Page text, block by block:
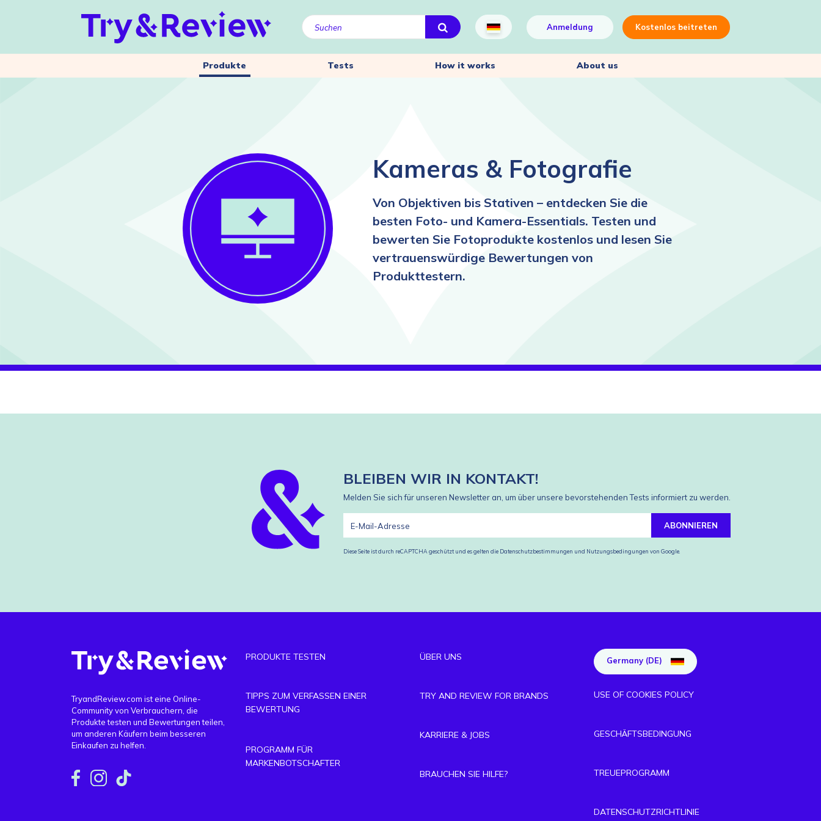
Anmeldung Kostenlos beitreten
Produkte Tests How it works About us
Kameras & Fotografie
Von Objektiven bis Stativen – entdecken Sie die
besten Foto- und Kamera-Essentials. Testen und
bewerten Sie Fotoprodukte kostenlos und lesen Sie
vertrauenswürdige Bewertungen von
Produkttestern.
BLEIBEN WIR IN KONTAKT!
Melden Sie sich für unseren Newsletter an, um über unsere bevorstehenden Tests informiert zu werden.
ABONNIEREN
Diese Seite ist durch reCAPTCHA geschützt und es gelten die Datenschutzbestimmungen und Nutzungsbedingungen von Google.
TryandReview.com ist eine Online-
Community von Verbrauchern, die
Produkte testen und Bewertungen teilen,
um anderen Käufern beim besseren
Einkaufen zu helfen.
PRODUKTE TESTEN
TIPPS ZUM VERFASSEN EINER
BEWERTUNG
PROGRAMM FÜR
MARKENBOTSCHAFTER
ÜBER UNS
TRY AND REVIEW FOR BRANDS
KARRIERE & JOBS
BRAUCHEN SIE HILFE?
Germany (DE)
USE OF COOKIES POLICY
GESCHÄFTSBEDINGUNG
TREUEPROGRAMM
DATENSCHUTZRICHTLINIE